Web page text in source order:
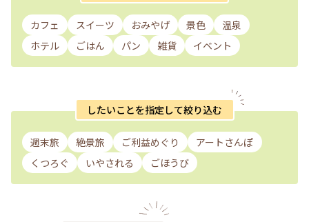
カフェ スイーツ おみやげ 景色
温泉
ホテル
ごはん パン 雑貨 イベント
したいことを指定して絞り込む
週末旅 絶景旅 ご利益めぐり
アートさんぽ
くつろぐ
いやされる ごほうび